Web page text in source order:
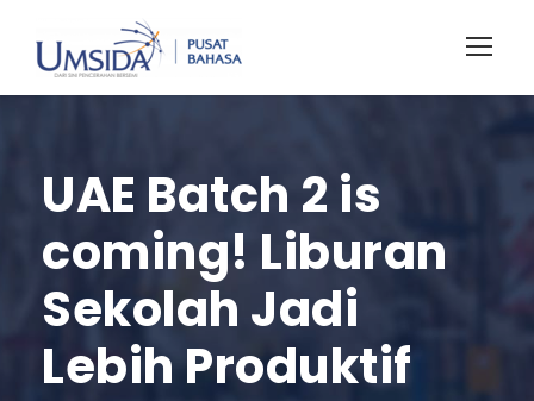
UAE Batch 2 is
coming! Liburan
Sekolah Jadi
Lebih Produktif